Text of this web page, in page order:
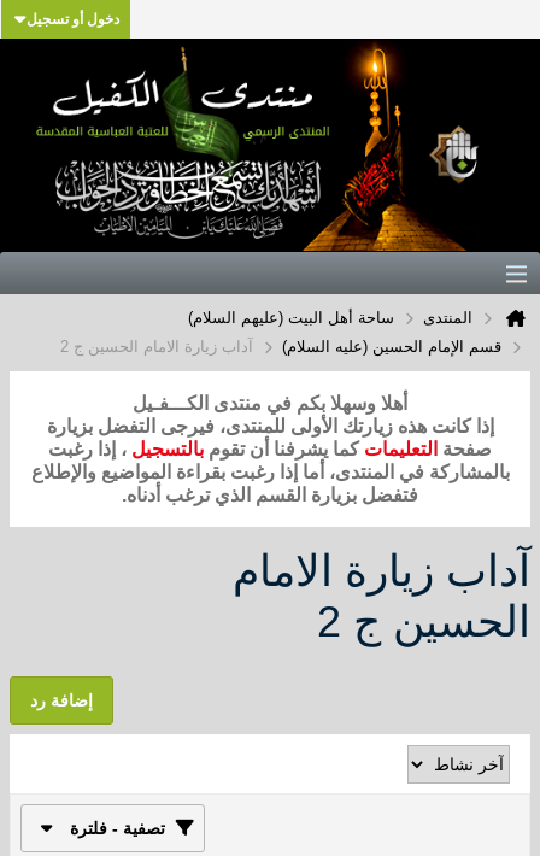
دخول أو تسجيل
المنتدى
ساحة أهل البيت (عليهم السلام)
قسم الإمام الحسين (عليه السلام)
آداب زيارة الامام الحسين ج 2
أهلا وسهلا بكم في منتدى الكـــفـيل
إذا كانت هذه زيارتك الأولى للمنتدى، فيرجى التفضل بزيارة
صفحة التعليمات كما يشرفنا أن تقوم بالتسجيل ، إذا رغبت
بالمشاركة في المنتدى، أما إذا رغبت بقراءة المواضيع والإطلاع
فتفضل بزيارة القسم الذي ترغب أدناه.
آداب زيارة الامام
الحسين ج 2
إضافة رد
تصفية - فلترة